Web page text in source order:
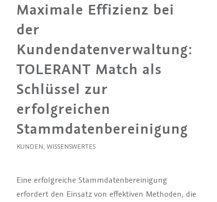
Maximale Effizienz bei
der
Kundendatenverwaltung:
TOLERANT Match als
Schlüssel zur
erfolgreichen
Stammdatenbereinigung
KUNDEN, WISSENSWERTES
Eine erfolgreiche Stammdatenbereinigung
erfordert den Einsatz von effektiven Methoden, die